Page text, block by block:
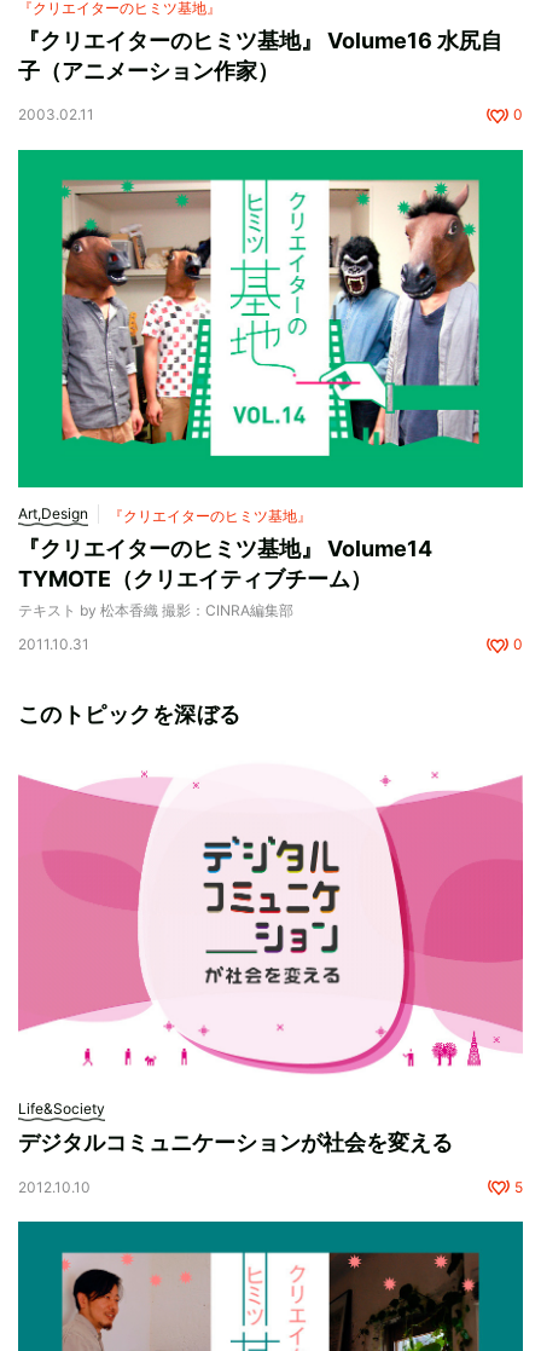
『クリエイターのヒミツ基地』
『クリエイターのヒミツ基地』 Volume16 水尻自
子（アニメーション作家）
2003.02.11 0
Art,Design 『クリエイターのヒミツ基地』
『クリエイターのヒミツ基地』 Volume14
TYMOTE（クリエイティブチーム）
テキスト by 松本香織 撮影：CINRA編集部
2011.10.31
0
このトピックを深ぼる
Life&Society
デジタルコミュニケーションが社会を変える
2012.10.10 5